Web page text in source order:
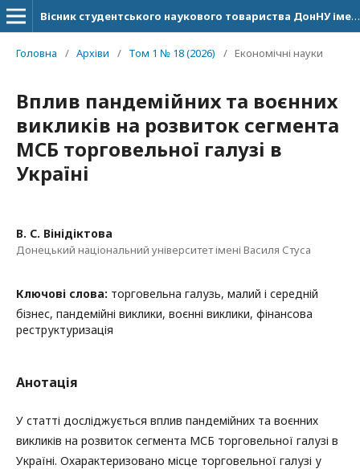
Вісник студентського наукового товариства ДонНУ імені Василя Стуса
Головна / Архіви / Том 1 № 18 (2026) / Економічні науки
Вплив пандемійних та воєнних
викликів на розвиток сегмента
МСБ торговельної галузі в
Україні
В. С. Вінідіктова
Донецький національний університет імені Василя Стуса
Ключові слова: торговельна галузь, малий і середній
бізнес, пандемійні виклики, воєнні виклики, фінансова
реструктуризація
Анотація
У статті досліджується вплив пандемійних та воєнних
викликів на розвиток сегмента МСБ торговельної галузі в
Україні. Охарактеризовано місце торговельної галузі у